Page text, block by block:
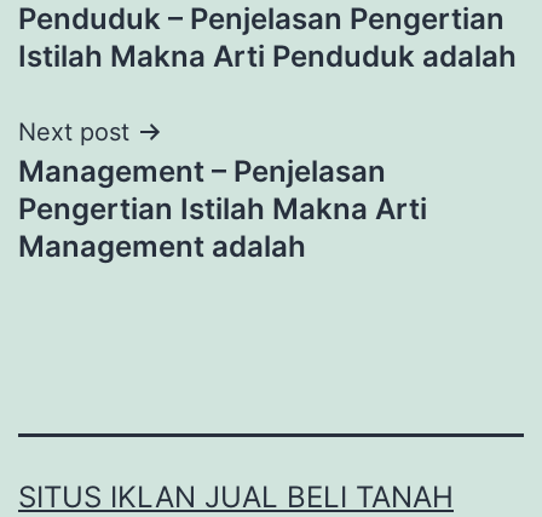
navigation
Penduduk – Penjelasan Pengertian
Istilah Makna Arti Penduduk adalah
Next post
Management – Penjelasan
Pengertian Istilah Makna Arti
Management adalah
SITUS IKLAN JUAL BELI TANAH